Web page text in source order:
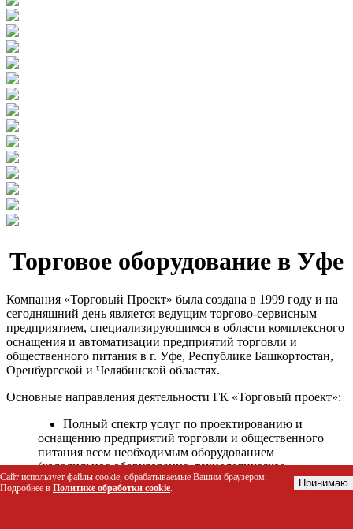
Торговое оборудование в Уфе
Компания «Торговый Проект» была создана в 1999 году и на
сегодняшний день является ведущим торгово-сервисным
предприятием, специализирующимся в области комплексного
оснащения и автоматизации предприятий торговли и
общественного питания в г. Уфе, Республике Башкортостан,
Оренбургской и Челябинской областях.
Основные направления деятельности ГК «Торговый проект»:
Полный спектр услуг по проектированию и
оснащению предприятий торговли и общественного
питания всем необходимым оборудованием
(холодильное оборудование, технологическое
оборудование, стеллажное оборудование и т.д.);
Автоматизация торговых процессов и внедрения
Сайт использует файлы cookie, обрабатываемые Вашим браузером.
Подробнее в Политике обработки cookie. Принимаю